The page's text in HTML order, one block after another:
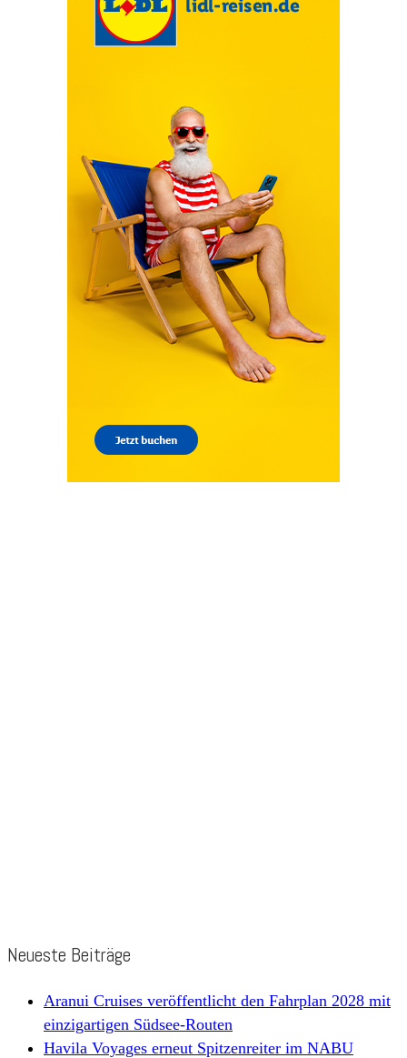
Neueste Beiträge
Aranui Cruises veröffentlicht den Fahrplan 2028 mit
einzigartigen Südsee-Routen
Havila Voyages erneut Spitzenreiter im NABU